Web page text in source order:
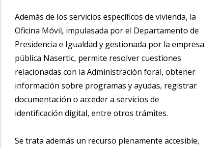
Además de los servicios específicos de vivienda, la
Oficina Móvil, impulasada por el Departamento de
Presidencia e Igualdad y gestionada por la empresa
pública Nasertic, permite resolver cuestiones
relacionadas con la Administración foral, obtener
información sobre programas y ayudas, registrar
documentación o acceder a servicios de
identificación digital, entre otros trámites.
Se trata además un recurso plenamente accesible,